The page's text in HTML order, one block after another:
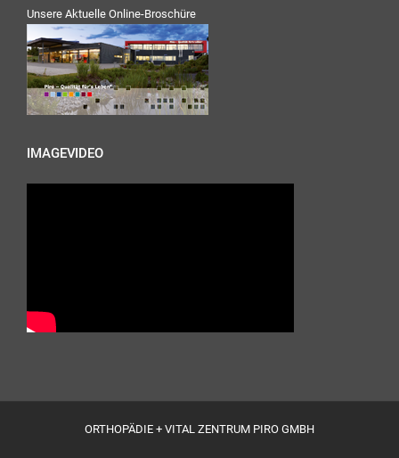
Unsere Aktuelle Online-Broschüre
IMAGEVIDEO
ORTHOPÄDIE + VITAL ZENTRUM PIRO GMBH